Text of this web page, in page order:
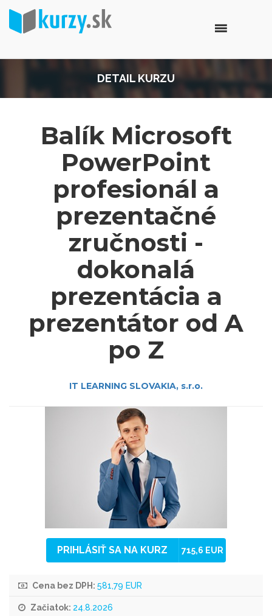
DETAIL KURZU
Balík Microsoft
PowerPoint
profesionál a
prezentačné
zručnosti -
dokonalá
prezentácia a
prezentátor od A
po Z
IT LEARNING SLOVAKIA, s.r.o.
PRIHLÁSIŤ SA NA KURZ 715,6 EUR
Cena bez DPH: 581,79 EUR
Začiatok: 24.8.2026